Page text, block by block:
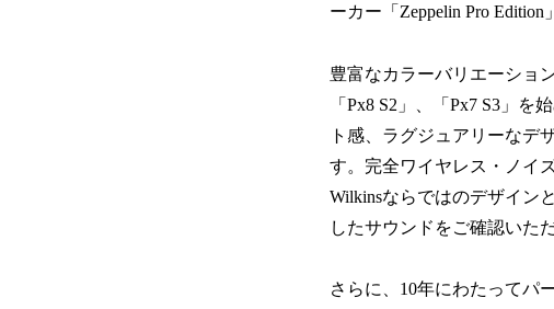
ーカー「Zeppelin Pro
豊富なカラーバリエーショ
「Px8 S2」、「Px7 S3」
ト感、ラグジュアリーなデ
す。完全ワイヤレス・ノイ
Wilkinsならではのデザイン
したサウンドをご確認いた
さらに、10年にわたってパ